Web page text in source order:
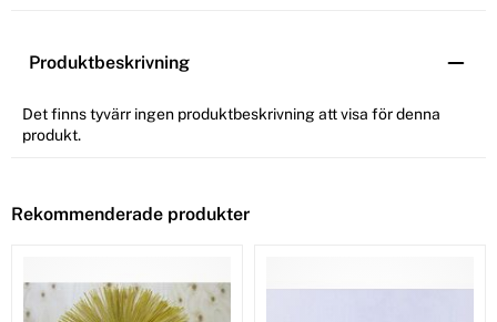
Produktbeskrivning
Det finns tyvärr ingen produktbeskrivning att visa för denna
produkt.
Rekommenderade produkter